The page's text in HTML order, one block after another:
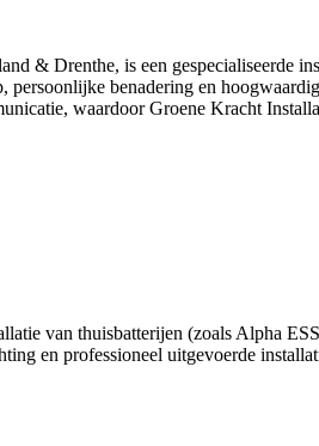
& Drenthe, is een gespecialiseerde
persoonlijke benadering en
waardoor Groene Kracht
van thuisbatterijen (zoals Alpha
en professioneel uitgevoerde